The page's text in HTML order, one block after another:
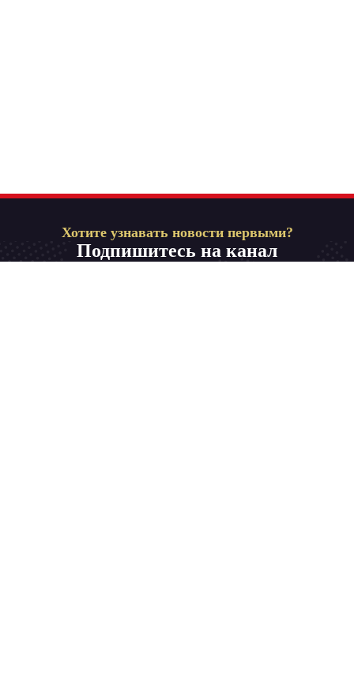
Хотите узнавать новости первыми?
Подпишитесь на канал